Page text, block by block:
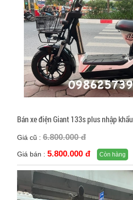
Bán xe điện Giant 133s plus nhập khẩu
Giá cũ : 6.800.000 đ
Giá bán : 5.800.000 đ Còn hàng